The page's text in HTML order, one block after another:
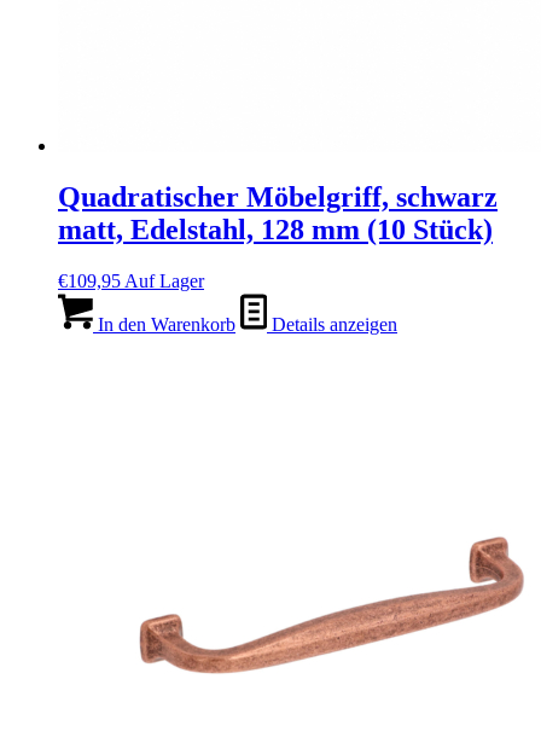
Quadratischer Möbelgriff, schwarz
matt, Edelstahl, 128 mm (10 Stück)
€109,95 Auf Lager
In den Warenkorb Details anzeigen